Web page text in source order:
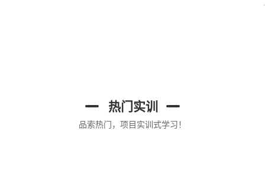
热门实训
品索热门，项目实训式学习！